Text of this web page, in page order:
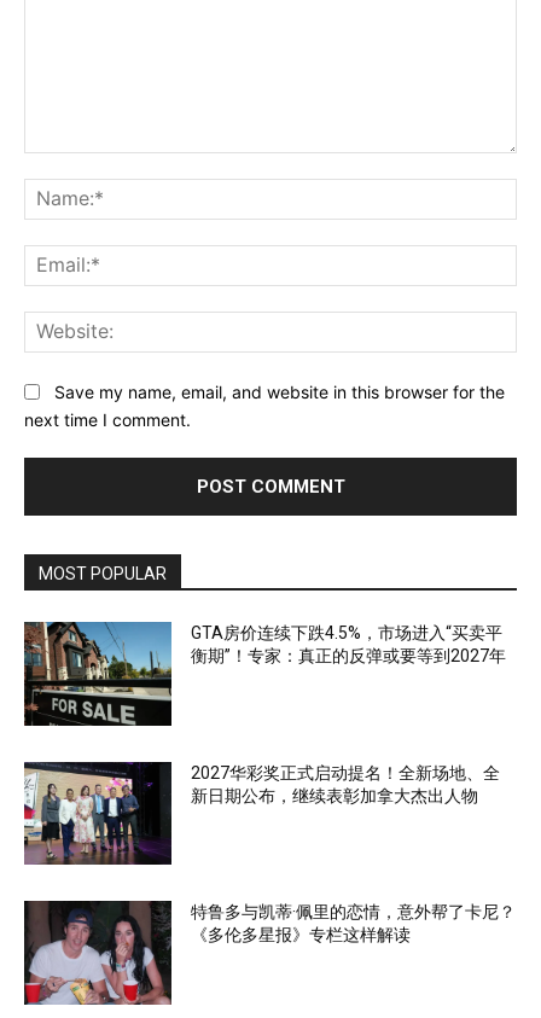
Save my name, email, and website in this browser for the
next time I comment.
MOST POPULAR
GTA房价连续下跌4.5%，市场进入“买卖平
衡期”！专家：真正的反弹或要等到2027年
2027华彩奖正式启动提名！全新场地、全
新日期公布，继续表彰加拿大杰出人物
特鲁多与凯蒂·佩里的恋情，意外帮了卡尼？
《多伦多星报》专栏这样解读